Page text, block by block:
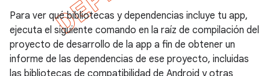
Para ver qué bibliotecas y dependencias incluye tu app,
ejecuta el siguiente comando en la raíz de compilación del
proyecto de desarrollo de la app a fin de obtener un
informe de las dependencias de ese proyecto, incluidas
las bibliotecas de compatibilidad de Android y otras